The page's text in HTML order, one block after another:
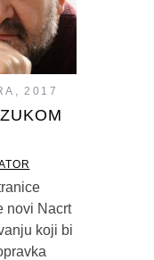
2017
novi Nacrt
koji bi